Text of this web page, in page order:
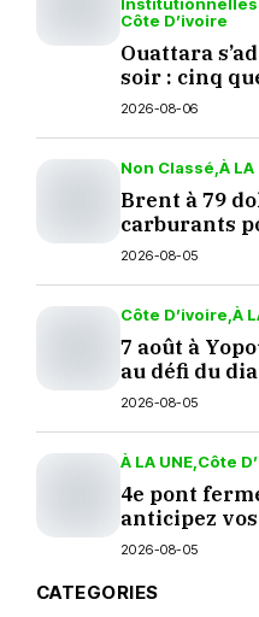
Côte D’ivoire
Ouattara
soir : cinq
2026-08-06
Non Classé À LA
Brent à 79
carburants
septembre ?
2026-08-05
Côte D’ivoire À
7 août à
au défi du
2026-08-05
À LA UNE Côte
4e pont
anticipez
2026-08-05
CATEGORIES